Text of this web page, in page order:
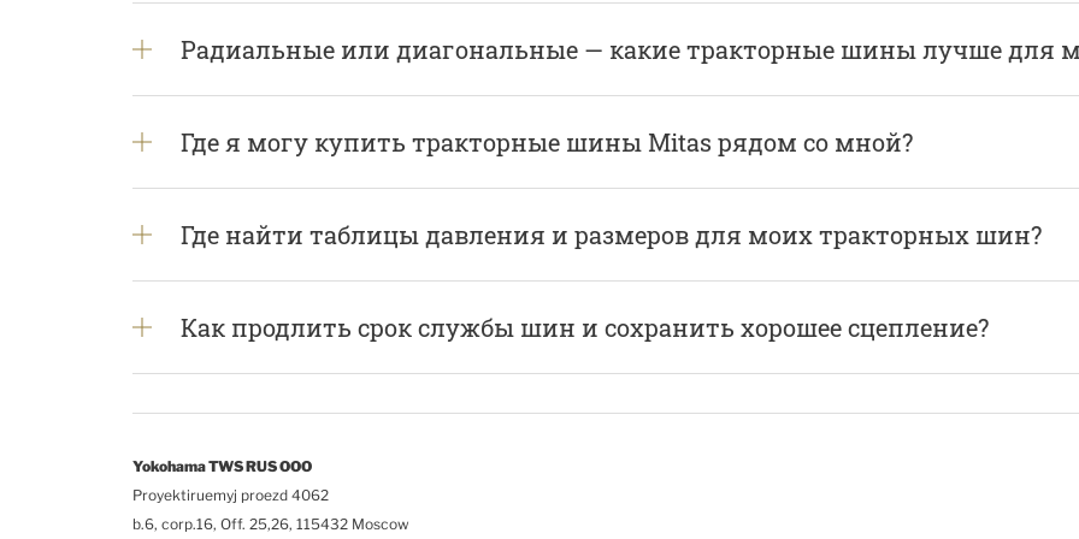
Радиальные или диагональные — какие тракторные шины лучше для
Где я могу купить тракторные шины Mitas рядом со мной?
Где найти таблицы давления и размеров для моих тракторных шин?
Как продлить срок службы шин и сохранить хорошее сцепление?
Yokohama TWS RUS OOO
Proyektiruemyj proezd 4062
b.6, corp.16, Off. 25,26, 115432 Moscow